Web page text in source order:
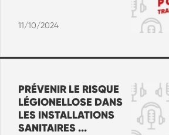
11/10/2024
PRÉVENIR LE RISQUE
LÉGIONELLOSE DANS
LES INSTALLATIONS
SANITAIRES ...